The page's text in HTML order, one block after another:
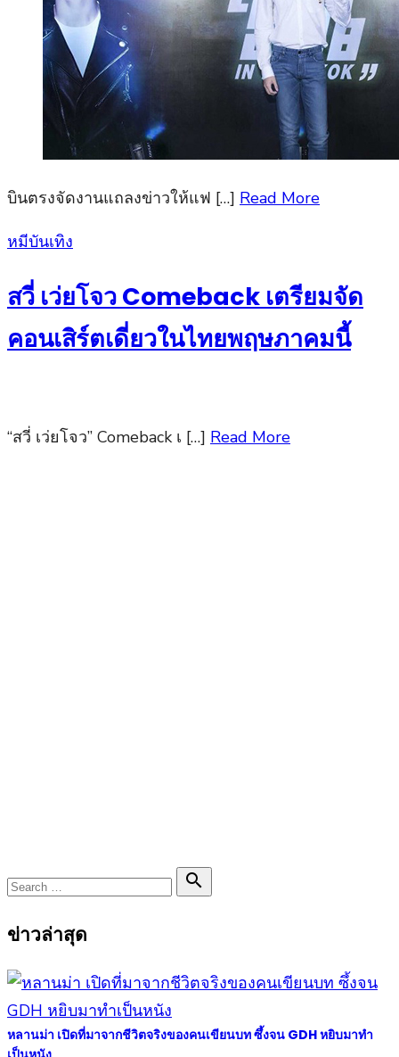
บินตรงจัดงานแถลงข่าวให้แฟ […] Read More
Posted
หมีบันเทิง
สวี่ เว่ยโจว Comeback เตรียมจัด
คอนเสิร์ตเดี่ยวในไทยพฤษภาคมนี้
“สวี่ เว่ยโจว” Comeback เ […] Read More
Search

Search
ข่าวล่าสุด
หลานม่า เปิดที่มาจากชีวิตจริงของคนเขียนบท ซึ้งจน GDH หยิบมาทำ